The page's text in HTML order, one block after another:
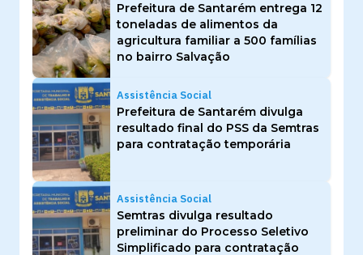
Prefeitura de Santarém entrega 12
toneladas de alimentos da
agricultura familiar a 500 famílias
no bairro Salvação
Assistência Social
Prefeitura de Santarém divulga
resultado final do PSS da Semtras
para contratação temporária
Assistência Social
Semtras divulga resultado
preliminar do Processo Seletivo
Simplificado para contratação